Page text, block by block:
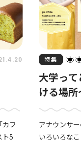
フ
ト5
特集
大学っ
ける場所
アナウンサ
いろいろな